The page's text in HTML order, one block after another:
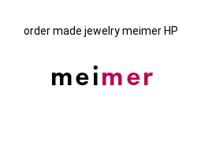
order made jewelry meimer HP